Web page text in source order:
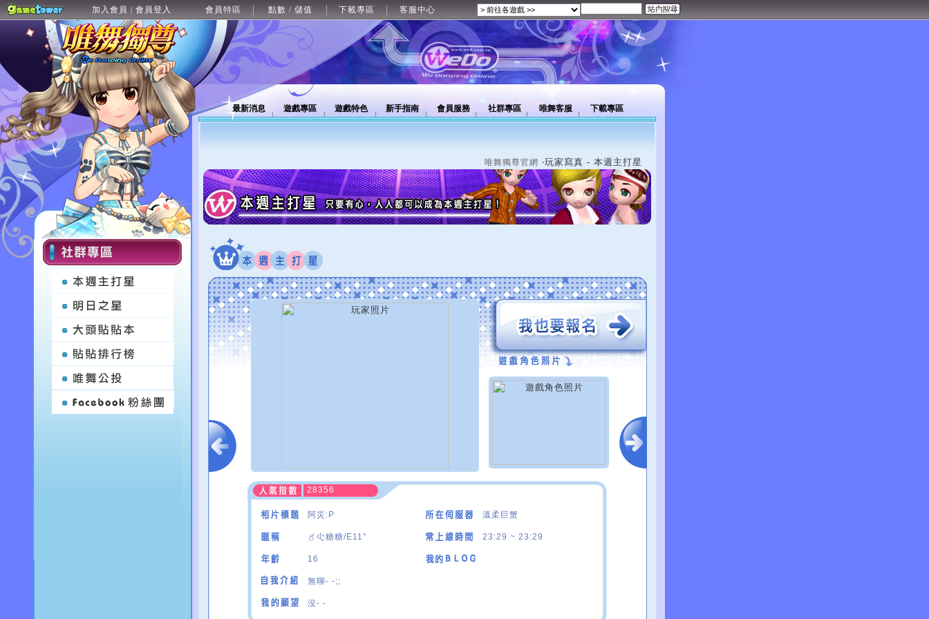
加入會員 | 會員登入 會員特區 點數 / 儲值 下載專區 客服中心
最新消息 遊戲專區 遊戲特色 新手指南 會員服務 社群專區 唯舞客服 下載專區
唯舞獨尊官網 ‧玩家寫真 - 本週主打星
28356
阿災:P 溫柔巨蟹
〥尐糖糖/E11° 23:29 ~ 23:29
16
無聊- -;;
沒- -